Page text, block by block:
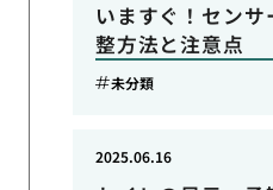
いますぐ！セン
整方法と注意点
未分類
2025.06.16